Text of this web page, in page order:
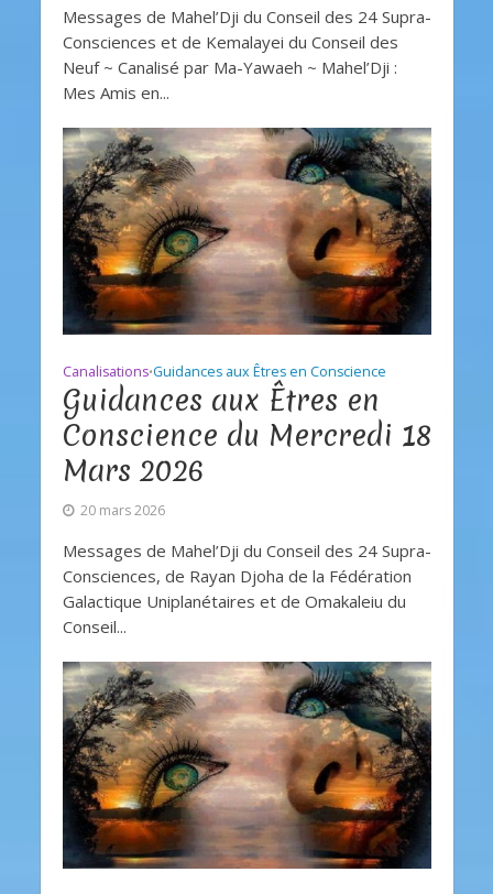
Messages de Mahel’Dji du Conseil des 24 Supra-
Consciences et de Kemalayei du Conseil des
Neuf ~ Canalisé par Ma-Yawaeh ~ Mahel’Dji :
Mes Amis en...
Canalisations•Guidances aux Êtres en Conscience
Guidances aux Êtres en
Conscience du Mercredi 18
Mars 2026
20 mars 2026
Messages de Mahel’Dji du Conseil des 24 Supra-
Consciences, de Rayan Djoha de la Fédération
Galactique Uniplanétaires et de Omakaleiu du
Conseil...